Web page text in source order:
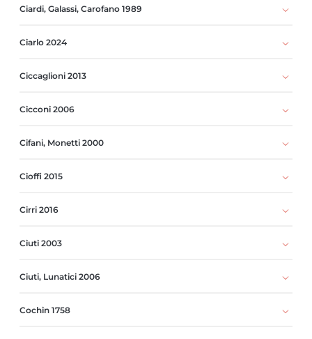
Ciardi, Galassi, Carofano 1989
Ciarlo 2024
Ciccaglioni 2013
Cicconi 2006
Cifani, Monetti 2000
Cioffi 2015
Cirri 2016
Ciuti 2003
Ciuti, Lunatici 2006
Cochin 1758